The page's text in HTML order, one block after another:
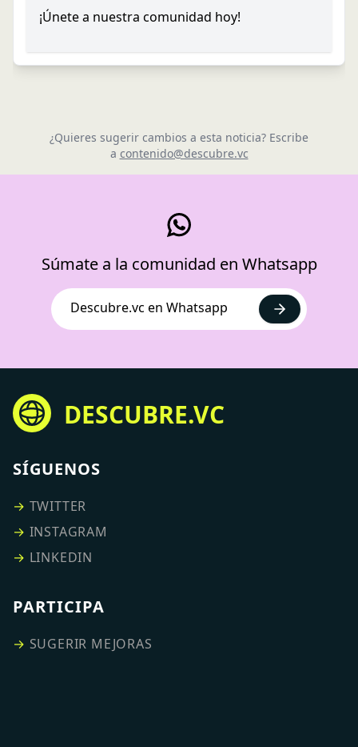
¡Únete a nuestra comunidad hoy!
¿Quieres sugerir cambios a esta noticia? Escribe
a contenido@descubre.vc
Súmate a la comunidad en Whatsapp
Descubre.vc en Whatsapp
DESCUBRE.VC
SÍGUENOS
→ TWITTER
→ INSTAGRAM
→ LINKEDIN
PARTICIPA
→ SUGERIR MEJORAS